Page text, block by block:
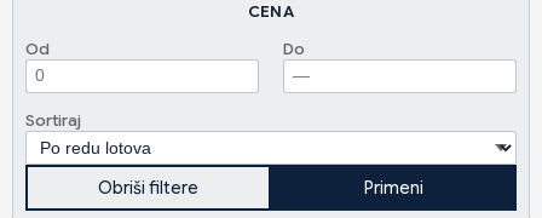
CENA
Od
Do
Sortiraj
Obriši filtere Primeni